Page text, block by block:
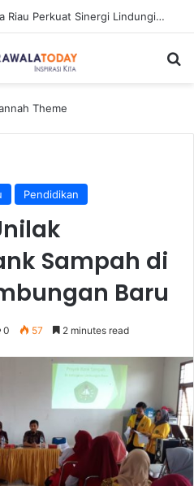
SKK Migas, PHR dan Polda Riau Perkuat Sinergi Lindungi Aset Negara demi Menjaga Ketahanan Energi Nasional
Pendidikan
Sampah di
Baru
0 57 2 minutes read